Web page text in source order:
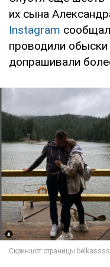
их сына
Instagram
проводили
допрашивали